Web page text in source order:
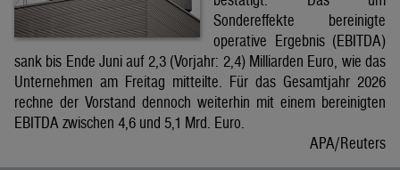
Sondereffekte bereinigte
operative Ergebnis (EBITDA)
sank bis Ende Juni auf 2,3 (Vorjahr: 2,4) Milliarden Euro, wie das
Unternehmen am Freitag mitteilte. Für das Gesamtjahr 2026
rechne der Vorstand dennoch weiterhin mit einem bereinigten
EBITDA zwischen 4,6 und 5,1 Mrd. Euro.
APA/Reuters